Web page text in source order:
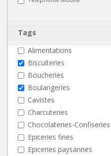
Tags
Alimentations
Biscuiteries
Boucheries
Boulangeries
Cavistes
Charcuteries
Chocolateries-Confiseries
Epiceries fines
Epiceries paysannes